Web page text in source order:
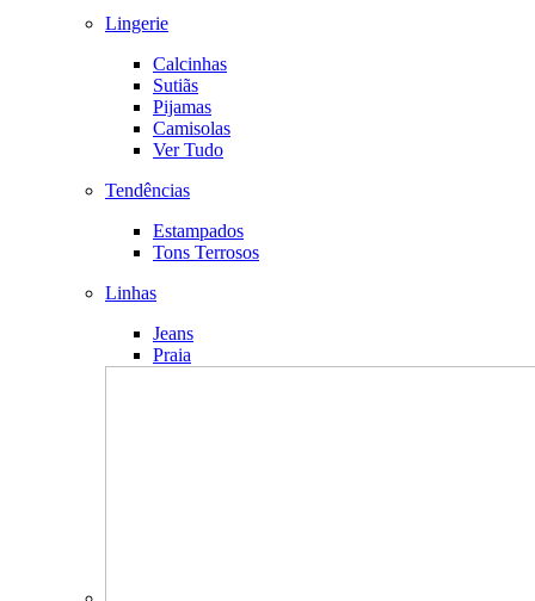
Lingerie
Calcinhas
Sutiãs
Pijamas
Camisolas
Ver Tudo
Tendências
Estampados
Tons Terrosos
Linhas
Jeans
Praia